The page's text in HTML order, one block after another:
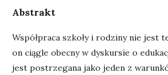
Abstrakt
Współpraca szkoły i rodziny nie jest
on ciągle obecny w dyskursie o
jest postrzegana jako jeden z